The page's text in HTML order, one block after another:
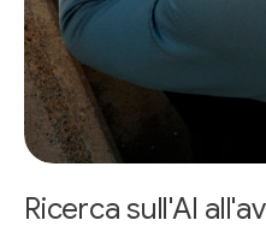
Ricerca sull'AI